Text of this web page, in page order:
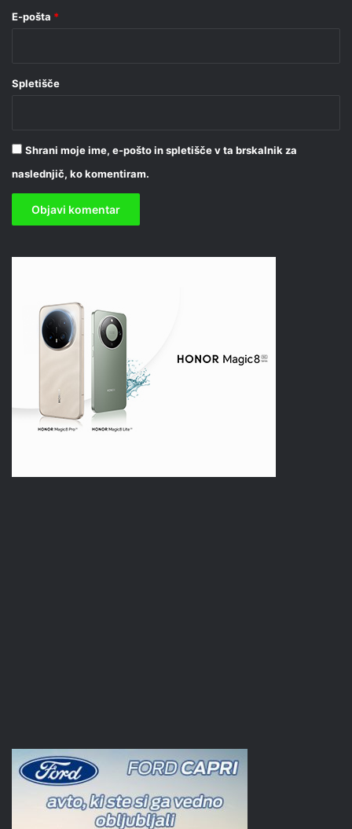
E-pošta *
Spletišče
Shrani moje ime, e-pošto in spletišče v ta brskalnik za
naslednjič, ko komentiram.